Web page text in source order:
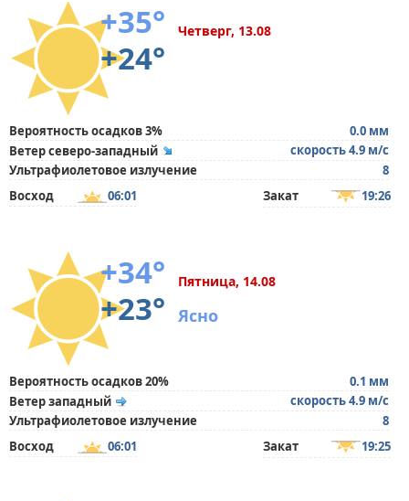
+35°
+24°
Четверг, 13.08
Вероятность осадков 3%
0.0 мм
Ветер северо-западный
скорость 4.9 м/с
Ультрафиолетовое излучение
8
Восход
06:01 Закат 19:26
+34°
+23°
Пятница, 14.08
Ясно
Вероятность осадков 20%
0.1 мм
Ветер западный
скорость 4.9 м/с
Ультрафиолетовое излучение
8
Восход
06:01 Закат 19:25